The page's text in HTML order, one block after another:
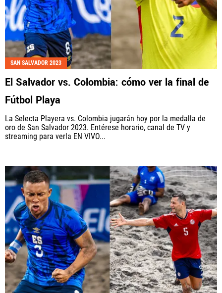
SAN SALVADOR 2023
El Salvador vs. Colombia: cómo ver la final de
Fútbol Playa
La Selecta Playera vs. Colombia jugarán hoy por la medalla de
oro de San Salvador 2023. Entérese horario, canal de TV y
streaming para verla EN VIVO...